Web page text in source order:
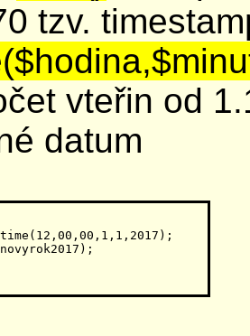
tzv.
vteřin od
datum